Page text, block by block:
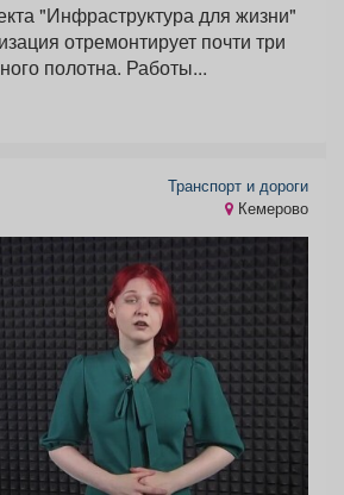
"Инфраструктура для жизни"
отремонтирует почти три
полотна. Работы...
Транспорт и дороги
Кемерово